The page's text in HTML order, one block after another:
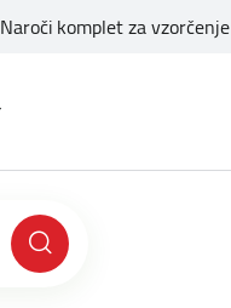
Naroči komplet za vzorčenje